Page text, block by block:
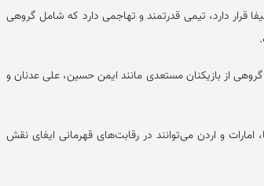
قرار دارد، تیمی قدرتمند و تهاجمی دارد که شامل گروهی
از بازیکنان مستعدی مانند ایمن حسین، علی عدنان و
امارات و اردن می‌توانند در رقابت‌های قهرمانی ایفای نقش